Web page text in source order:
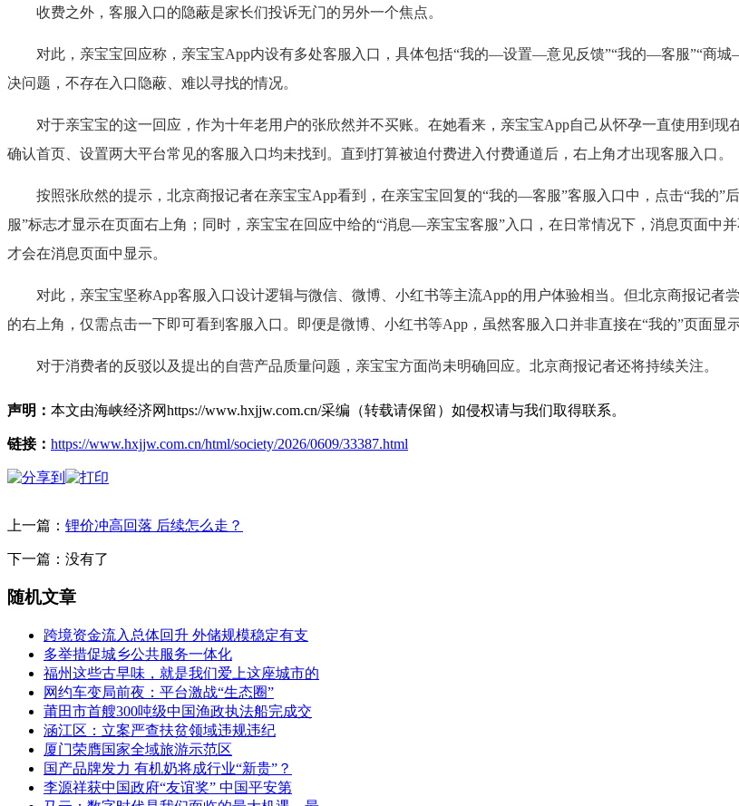
收费之外，客服入口的隐蔽是家长们投诉无门的另外一个焦点。
对此，亲宝宝回应称，亲宝宝App内设有多处客服入口，具体包括“我的—设置—意见反馈”“我的—客服”“商城
决问题，不存在入口隐蔽、难以寻找的情况。
对于亲宝宝的这一回应，作为十年老用户的张欣然并不买账。在她看来，亲宝宝App自己从怀孕一直使用到现
确认首页、设置两大平台常见的客服入口均未找到。直到打算被迫付费进入付费通道后，右上角才出现客服入口。
按照张欣然的提示，北京商报记者在亲宝宝App看到，在亲宝宝回复的“我的—客服”客服入口中，点击“我的”后
服”标志才显示在页面右上角；同时，亲宝宝在回应中给的“消息—亲宝宝客服”入口，在日常情况下，消息页面中
才会在消息页面中显示。
对此，亲宝宝坚称App客服入口设计逻辑与微信、微博、小红书等主流App的用户体验相当。但北京商报记者
的右上角，仅需点击一下即可看到客服入口。即便是微博、小红书等App，虽然客服入口并非直接在“我的”页面显
对于消费者的反驳以及提出的自营产品质量问题，亲宝宝方面尚未明确回应。北京商报记者还将持续关注。
声明： 本文由海峡经济网https://www.hxjjw.com.cn/采编（转载请保留）如侵权请与我们取得联系。
链接： https://www.hxjjw.com.cn/html/society/2026/0609/33387.html
上一篇： 锂价冲高回落 后续怎么走？
下一篇：没有了
随机文章
跨境资金流入总体回升 外储规模稳定有支
多举措促城乡公共服务一体化
福州这些古早味，就是我们爱上这座城市的
网约车变局前夜：平台激战“生态圈”
莆田市首艘300吨级中国渔政执法船完成交
涵江区：立案严查扶贫领域违规违纪
厦门荣膺国家全域旅游示范区
国产品牌发力 有机奶将成行业“新贵”？
李源祥获中国政府“友谊奖” 中国平安第